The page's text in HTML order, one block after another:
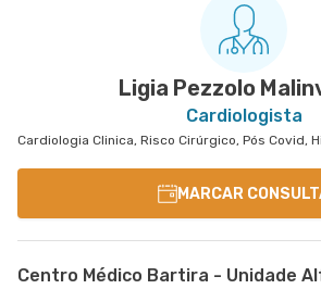
Ligia Pezzolo
Cardiologista
MARCAR
Centro Médico Bartira - Unidade